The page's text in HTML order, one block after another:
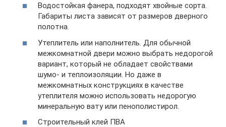
Водостойкая фанера, подходят хвойные сорта.
Габариты листа зависят от размеров дверного
полотна.
Утеплитель или наполнитель. Для обычной
межкомнатной двери можно выбрать недорогой
вариант, который не обладает свойствами
шумо- и теплоизоляции. Но даже в
межкомнатных конструкциях в качестве
утеплителя можно использовать недорогую
минеральную вату или пенополистирол.
Строительный клей ПВА